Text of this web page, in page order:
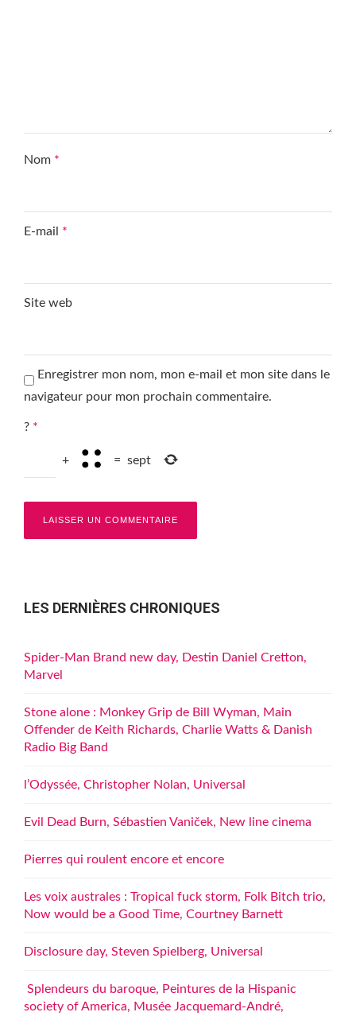
Nom *
E-mail *
Site web
Enregistrer mon nom, mon e-mail et mon site dans le
navigateur pour mon prochain commentaire.
? *
+ = sept
LES DERNIÈRES CHRONIQUES
Spider-Man Brand new day, Destin Daniel Cretton,
Marvel
Stone alone : Monkey Grip de Bill Wyman, Main
Offender de Keith Richards, Charlie Watts & Danish
Radio Big Band
l’Odyssée, Christopher Nolan, Universal
Evil Dead Burn, Sébastien Vaniček, New line cinema
Pierres qui roulent encore et encore
Les voix australes : Tropical fuck storm, Folk Bitch trio,
Now would be a Good Time, Courtney Barnett
Disclosure day, Steven Spielberg, Universal
Splendeurs du baroque, Peintures de la Hispanic
society of America, Musée Jacquemard-André,